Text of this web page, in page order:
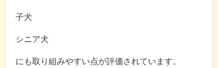
子犬
シニア犬
にも取り組みやすい点が評価されています。